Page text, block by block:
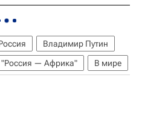
Владимир Путин
— Африка" В мире